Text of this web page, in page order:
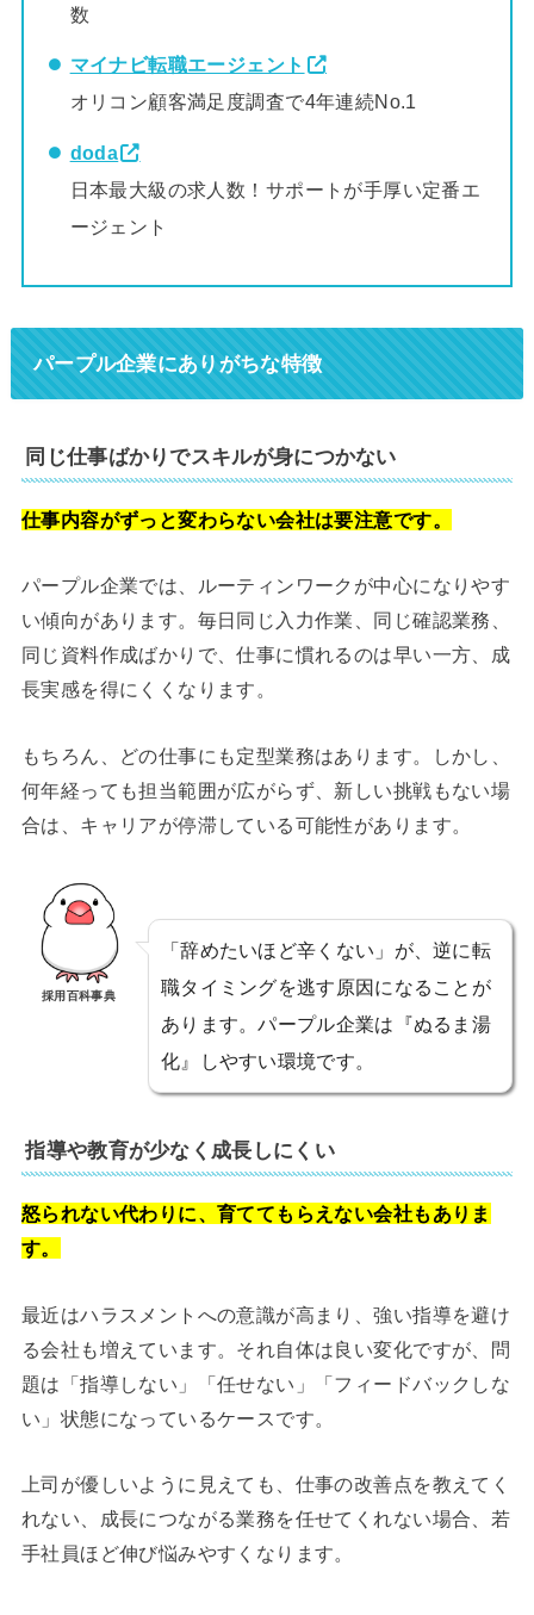
数
マイナビ転職エージェント
オリコン顧客満足度調査で4年連続No.1
doda
日本最大級の求人数！サポートが手厚い定番エ
ージェント
パープル企業にありがちな特徴
同じ仕事ばかりでスキルが身につかない
仕事内容がずっと変わらない会社は要注意です。
パープル企業では、ルーティンワークが中心になりやす
い傾向があります。毎日同じ入力作業、同じ確認業務、
同じ資料作成ばかりで、仕事に慣れるのは早い一方、成
長実感を得にくくなります。
もちろん、どの仕事にも定型業務はあります。しかし、
何年経っても担当範囲が広がらず、新しい挑戦もない場
合は、キャリアが停滞している可能性があります。
採用百科事典
「辞めたいほど辛くない」が、逆に転
職タイミングを逃す原因になることが
あります。パープル企業は『ぬるま湯
化』しやすい環境です。
指導や教育が少なく成長しにくい
怒られない代わりに、育ててもらえない会社もありま
す。
最近はハラスメントへの意識が高まり、強い指導を避け
る会社も増えています。それ自体は良い変化ですが、問
題は「指導しない」「任せない」「フィードバックしな
い」状態になっているケースです。
上司が優しいように見えても、仕事の改善点を教えてく
れない、成長につながる業務を任せてくれない場合、若
手社員ほど伸び悩みやすくなります。